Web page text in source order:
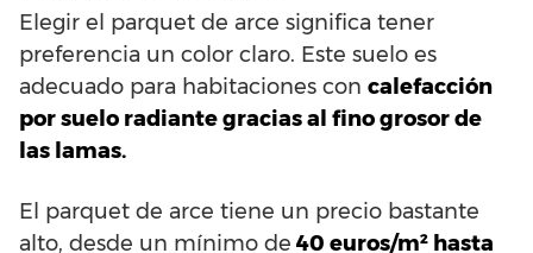
Elegir el parquet de arce significa tener
preferencia un color claro. Este suelo es
adecuado para habitaciones con calefacción
por suelo radiante gracias al fino grosor de
las lamas.
El parquet de arce tiene un precio bastante
alto, desde un mínimo de 40 euros/m² hasta